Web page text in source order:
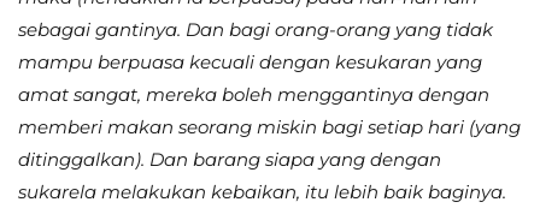
sebagai gantinya. Dan bagi orang-orang yang tidak
mampu berpuasa kecuali dengan kesukaran yang
amat sangat, mereka boleh menggantinya dengan
memberi makan seorang miskin bagi setiap hari (yang
ditinggalkan). Dan barang siapa yang dengan
sukarela melakukan kebaikan, itu lebih baik baginya.